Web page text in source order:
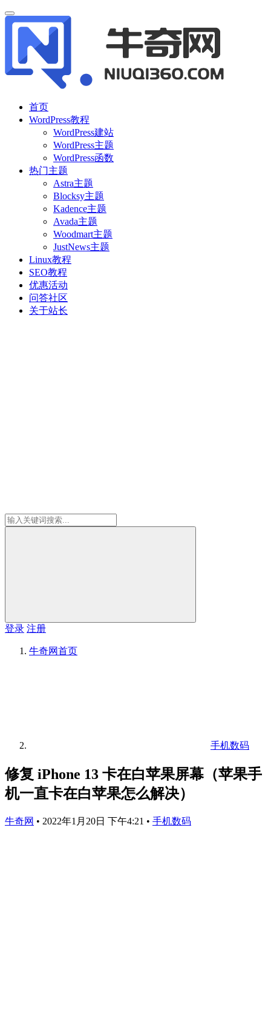
首页
WordPress教程
WordPress建站
WordPress主题
WordPress函数
热门主题
Astra主题
Blocksy主题
Kadence主题
Avada主题
Woodmart主题
JustNews主题
Linux教程
SEO教程
优惠活动
问答社区
关于站长
登录 注册
牛奇网首页
手机数码
修复 iPhone 13 卡在白苹果屏幕（苹果手
机一直卡在白苹果怎么解决）
牛奇网 • 2022年1月20日 下午4:21 • 手机数码